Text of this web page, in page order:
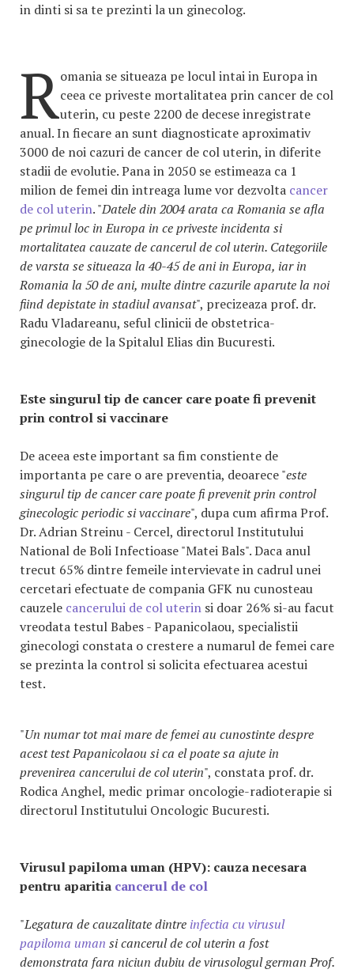
in dinti si sa te prezinti la un ginecolog.
Romania se situeaza pe locul intai in Europa in
ceea ce priveste mortalitatea prin cancer de col
uterin, cu peste 2200 de decese inregistrate
anual. In fiecare an sunt diagnosticate aproximativ
3000 de noi cazuri de cancer de col uterin, in diferite
stadii de evolutie. Pana in 2050 se estimeaza ca 1
milion de femei din intreaga lume vor dezvolta cancer
de col uterin. "Datele din 2004 arata ca Romania se afla
pe primul loc in Europa in ce priveste incidenta si
mortalitatea cauzate de cancerul de col uterin. Categoriile
de varsta se situeaza la 40-45 de ani in Europa, iar in
Romania la 50 de ani, multe dintre cazurile aparute la noi
fiind depistate in stadiul avansat", precizeaza prof. dr.
Radu Vladareanu, seful clinicii de obstetrica-
ginecologie de la Spitalul Elias din Bucuresti.
Este singurul tip de cancer care poate fi prevenit
prin control si vaccinare
De aceea este important sa fim constiente de
importanta pe care o are preventia, deoarece "este
singurul tip de cancer care poate fi prevenit prin control
ginecologic periodic si vaccinare", dupa cum afirma Prof.
Dr. Adrian Streinu - Cercel, directorul Institutului
National de Boli Infectioase "Matei Bals". Daca anul
trecut 65% dintre femeile intervievate in cadrul unei
cercetari efectuate de compania GFK nu cunosteau
cauzele cancerului de col uterin si doar 26% si-au facut
vreodata testul Babes - Papanicolaou, specialistii
ginecologi constata o crestere a numarul de femei care
se prezinta la control si solicita efectuarea acestui
test.
"Un numar tot mai mare de femei au cunostinte despre
acest test Papanicolaou si ca el poate sa ajute in
prevenirea cancerului de col uterin", constata prof. dr.
Rodica Anghel, medic primar oncologie-radioterapie si
directorul Institutului Oncologic Bucuresti.
Virusul papiloma uman (HPV): cauza necesara
pentru aparitia cancerul de col
"Legatura de cauzalitate dintre infectia cu virusul
papiloma uman si cancerul de col uterin a fost
demonstrata fara niciun dubiu de virusologul german Prof.